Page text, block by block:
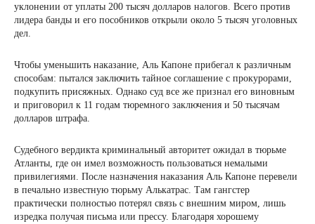
уклонении от уплаты 200 тысяч долларов налогов. Всего против
лидера банды и его пособников открыли около 5 тысяч уголовных
дел.
Чтобы уменьшить наказание, Аль Капоне прибегал к различным
способам: пытался заключить тайное соглашение с прокурорами,
подкупить присяжных. Однако суд все же признал его виновным
и приговорил к 11 годам тюремного заключения и 50 тысячам
долларов штрафа.
Судебного вердикта криминальный авторитет ожидал в тюрьме
Атланты, где он имел возможность пользоваться немалыми
привилегиями. После назначения наказания Аль Капоне перевели
в печально известную тюрьму Алькатрас. Там гангстер
практически полностью потерял связь с внешним миром, лишь
изредка получая письма или прессу. Благодаря хорошему